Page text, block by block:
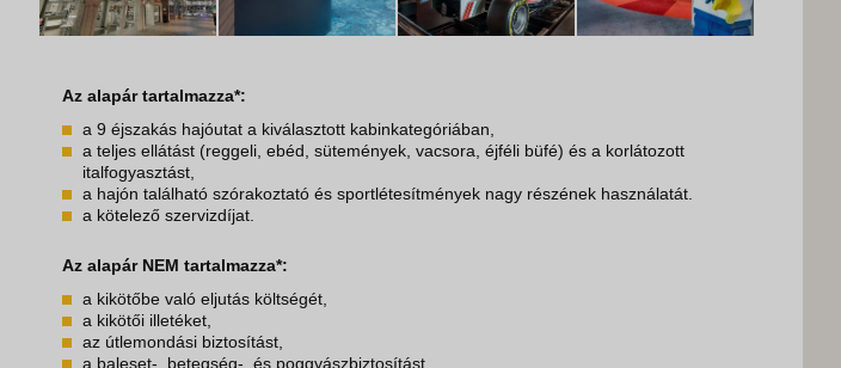
Az alapár tartalmazza*:
a 9 éjszakás hajóutat a kiválasztott kabinkategóriában,
a teljes ellátást (reggeli, ebéd, sütemények, vacsora, éjféli büfé) és a korlátozott
italfogyasztást,
a hajón található szórakoztató és sportlétesítmények nagy részének használatát.
a kötelező szervizdíjat.
Az alapár NEM tartalmazza*:
a kikötőbe való eljutás költségét,
a kikötői illetéket,
az útlemondási biztosítást,
a baleset-, betegség-, és poggyászbiztosítást,